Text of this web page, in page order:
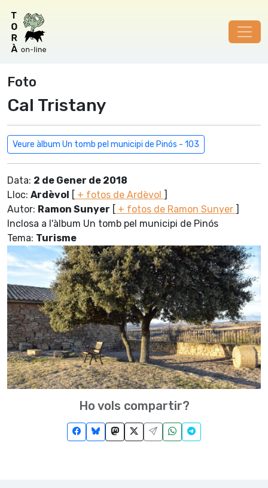
Foto
Cal Tristany
Veure àlbum Un tomb pel municipi de Pinós - 103
Data: 2 de Gener de 2018
Lloc: Ardèvol [ + fotos de Ardèvol ]
Autor: Ramon Sunyer [ + fotos de Ramon Sunyer ]
Inclosa a l'àlbum Un tomb pel municipi de Pinós
Tema: Turisme
Ho vols compartir?